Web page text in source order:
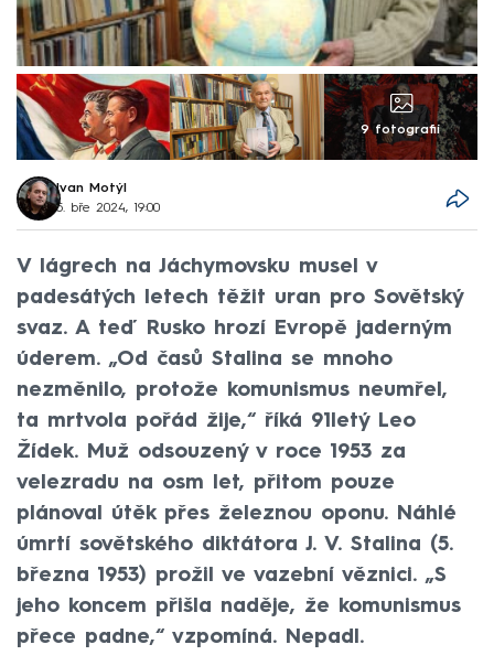
9 fotografií
Ivan Motýl
5. bře 2024, 19:00
V lágrech na Jáchymovsku musel v
padesátých letech těžit uran pro Sovětský
svaz. A teď Rusko hrozí Evropě jaderným
úderem. „Od časů Stalina se mnoho
nezměnilo, protože komunismus neumřel,
ta mrtvola pořád žije,“ říká 91letý Leo
Žídek. Muž odsouzený v roce 1953 za
velezradu na osm let, přitom pouze
plánoval útěk přes železnou oponu. Náhlé
úmrtí sovětského diktátora J. V. Stalina (5.
března 1953) prožil ve vazební věznici. „S
jeho koncem přišla naděje, že komunismus
přece padne,“ vzpomíná. Nepadl.